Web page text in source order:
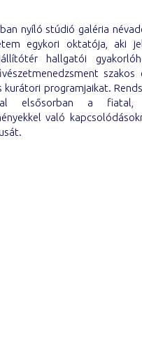
nyíló stúdió galéria
egykori oktatója, aki
hallgatói
szakos
programjaikat.
elsősorban a
való